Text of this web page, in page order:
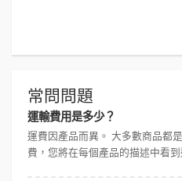
常問問題
運輸費用是多少？
運費因產品而異。 大多數商品都
費，您將在每個產品的描述中看到